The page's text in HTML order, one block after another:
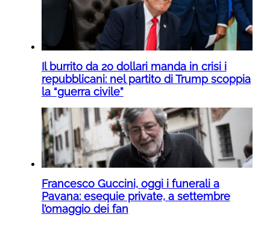
Il burrito da 20 dollari manda in crisi i
repubblicani: nel partito di Trump scoppia
la “guerra civile”
Francesco Guccini, oggi i funerali a
Pavana: esequie private, a settembre
l’omaggio dei fan